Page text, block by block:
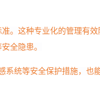
。这种专业化的管理有效
全隐患。
系统等安全保护措施，也